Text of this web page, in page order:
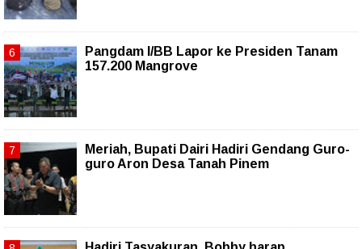
Pangdam I/BB Lapor ke Presiden Tanam
157.200 Mangrove
Meriah, Bupati Dairi Hadiri Gendang Guro-
guro Aron Desa Tanah Pinem